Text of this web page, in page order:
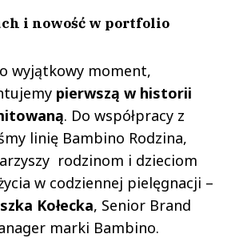
i nowość w portfolio
wyjątkowy moment,
pierwszą w historii
. Do współpracy z
linię Bambino Rodzina,
rodzinom i dzieciom
w codziennej pielęgnacji –
Kołecka, Senior Brand
marki Bambino.